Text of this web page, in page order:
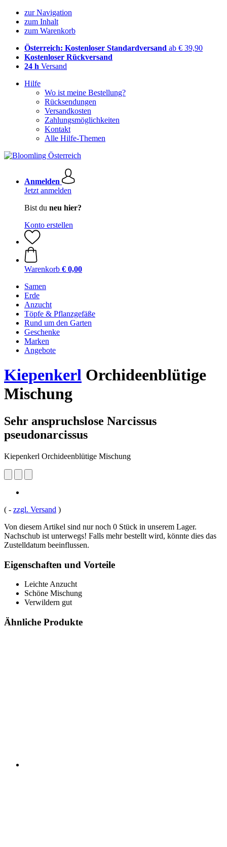
zur Navigation
zum Inhalt
zum Warenkorb
Österreich: Kostenloser Standardversand ab € 39,90
Kostenloser Rückversand
24 h Versand
Hilfe
Wo ist meine Bestellung?
Rücksendungen
Versandkosten
Zahlungsmöglichkeiten
Kontakt
Alle Hilfe-Themen
Anmelden
Jetzt anmelden
Bist du neu hier?
Konto erstellen
Warenkorb € 0,00
Samen
Erde
Anzucht
Töpfe & Pflanzgefäße
Rund um den Garten
Geschenke
Marken
Angebote
Kiepenkerl Orchideenblütige
Mischung
Sehr anspruchslose Narcissus
pseudonarcissus
Kiepenkerl Orchideenblütige Mischung
( - zzgl. Versand )
Von diesem Artikel sind nur noch 0 Stück in unserem Lager.
Nachschub ist unterwegs! Falls mehr bestellt wird, könnte dies das
Zustelldatum beeinflussen.
Eigenschaften und Vorteile
Leichte Anzucht
Schöne Mischung
Verwildern gut
Ähnliche Produkte